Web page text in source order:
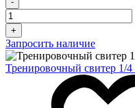
+
Запросить наличие
Тренировочный свитер 1/